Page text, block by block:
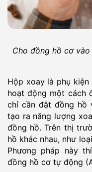
Cho đồng hồ cơ
Hộp xoay là phụ
hoạt động một cách
chỉ cần đặt đồng hồ
tạo ra năng lượng
đồng hồ. Trên thị
hồ khác nhau, như
Phương pháp này
đồng hồ cơ tự động